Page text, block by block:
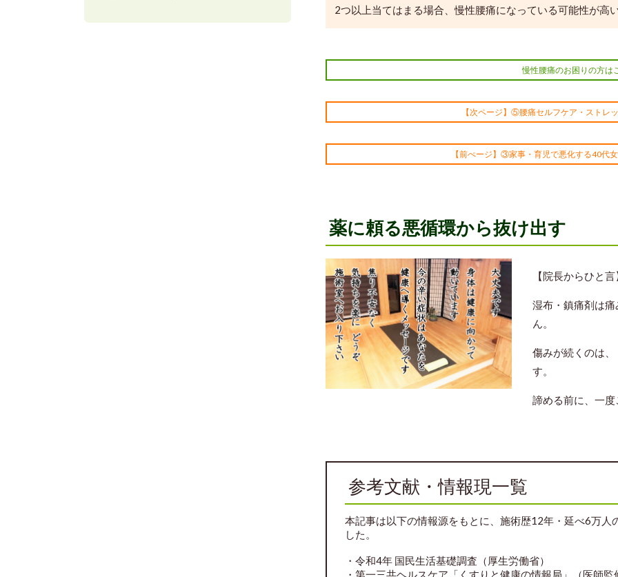
2つ以上当てはまる場合、慢性腰痛になっている可能性が高
慢性腰痛のお困りの方は
【次ページ】⑤腰痛セルフケア・ストレ
【前ぺージ】③家事・育児で悪化する40代
薬に頼る悪循環から抜け出す
【院長からひと言
湿布・鎮痛剤は
ん。
傷みが続くのは
す。
諦める前に、一
参考文献・情報現一覧
本記事は以下の情報源をもとに、施術歴12年・延べ6万人
した。
・令和4年 国民生活基礎調査（厚生労働省）
・第一三共ヘルスケア「くすりと健康の情報局」（医師監